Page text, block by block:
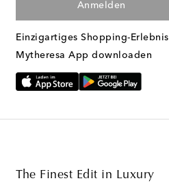
Anmelden
Einzigartiges Shopping-Erlebnis
Mytheresa App downloaden
The Finest Edit in Luxury